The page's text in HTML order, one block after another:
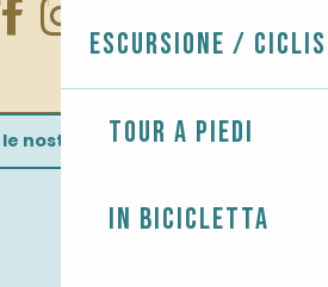
Escursione /
Tour a piedi
In bicicletta
le nostre brochure